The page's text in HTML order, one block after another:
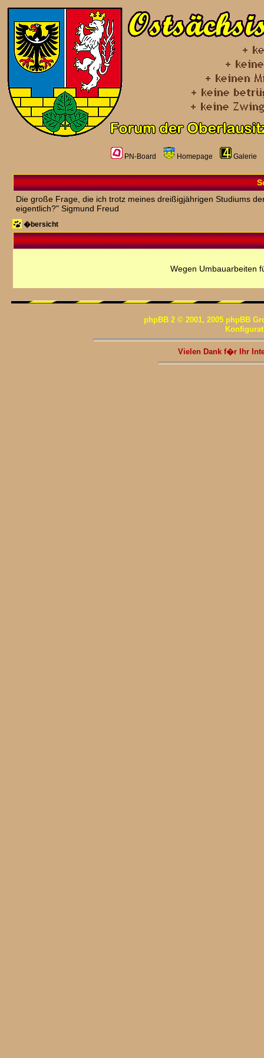
PN-Board Homepage Galerie
Die große Frage, die ich trotz meines dreißigjährigen Studiums
eigentlich?" Sigmund Freud
�bersicht
Wegen Umbauarbeiten
phpBB 2 © 2001, 2005 phpBB
Vielen Dank f�r Ihr